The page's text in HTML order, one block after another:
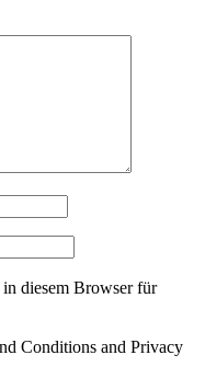
diesem Browser für
Conditions and Privacy